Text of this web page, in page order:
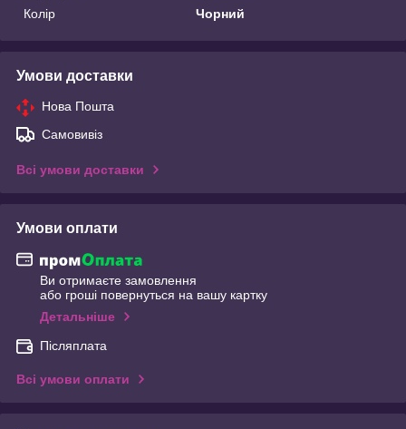
Колір
Чорний
Умови доставки
Нова Пошта
Самовивіз
Всі умови доставки
Умови оплати
Ви отримаєте замовлення
або гроші повернуться на вашу картку
Детальніше
Післяплата
Всі умови оплати